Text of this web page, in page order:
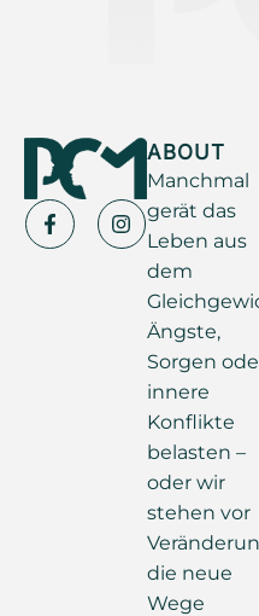
ABOUT
Manchmal
gerät das
Leben aus
dem
Ängste,
Sorgen
innere
Konflikte
belasten –
oder wir
stehen vor
die neue
Wege